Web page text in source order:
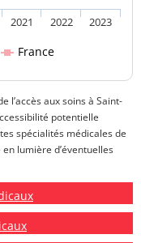
France
2021 2022 2023
l’accès aux soins à Saint-
potentielle
spécialités médicales de
lumière d’éventuelles